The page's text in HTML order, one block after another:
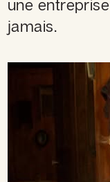
une entreprise
jamais.